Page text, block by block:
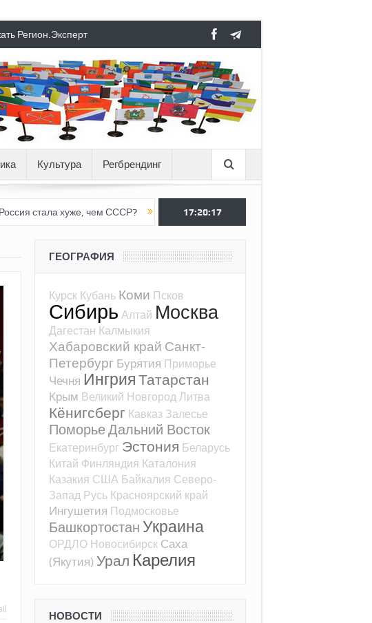
Регион.Эксперт
Культура Регбрендинг
хуже, чем СССР? Вертикаль под давлением
17:20:18
ГЕОГРАФИЯ
Курск Кубань Коми Псков
Сибирь Алтай Москва
Дагестан Калмыкия
Хабаровский край Санкт-
Петербург Бурятия Приморье
Чечня ИнгрияТатарстан
Крым Великий НовгородЛитва
Кёнигсберг Кавказ Залесье
ПоморьеДальний Восток
Екатеринбург Эстония Беларусь
Китай Финляндия Каталония
Казакия США Байкалия Северо-
Запад Русь Красноярский край
Ингушетия Подмосковье
Башкортостан Украина
ОРДЛО Новосибирск Саха
(Якутия) Урал Карелия
НОВОСТИ